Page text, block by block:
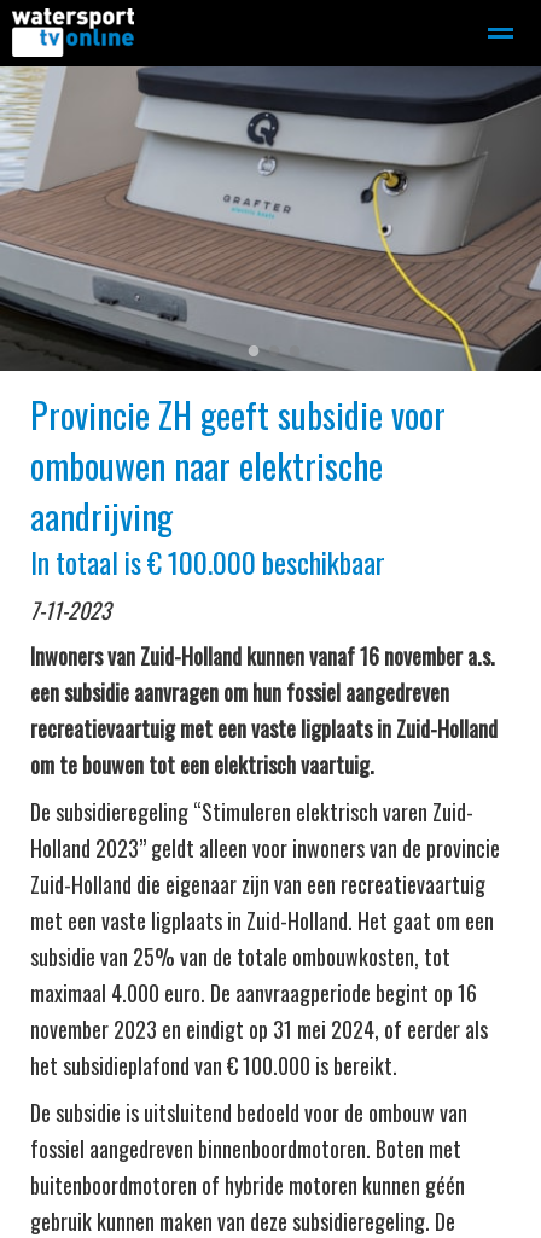
Zeilen Motorboot-sloep Adverteren Redactie
Home Zoeken
●●●
Provincie ZH geeft subsidie voor
ombouwen naar elektrische
aandrijving
In totaal is € 100.000 beschikbaar
7-11-2023
Inwoners van Zuid-Holland kunnen vanaf 16 november a.s.
een subsidie aanvragen om hun fossiel aangedreven
recreatievaartuig met een vaste ligplaats in Zuid-Holland
om te bouwen tot een elektrisch vaartuig.
De subsidieregeling “Stimuleren elektrisch varen Zuid-
Holland 2023” geldt alleen voor inwoners van de provincie
Zuid-Holland die eigenaar zijn van een recreatievaartuig
met een vaste ligplaats in Zuid-Holland. Het gaat om een
subsidie van 25% van de totale ombouwkosten, tot
maximaal 4.000 euro. De aanvraagperiode begint op 16
november 2023 en eindigt op 31 mei 2024, of eerder als
het subsidieplafond van € 100.000 is bereikt.
De subsidie is uitsluitend bedoeld voor de ombouw van
fossiel aangedreven binnenboordmotoren. Boten met
buitenboordmotoren of hybride motoren kunnen géén
gebruik kunnen maken van deze subsidieregeling. De